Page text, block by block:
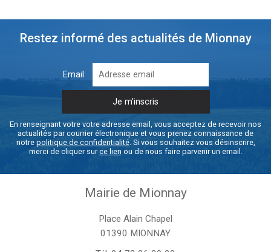
Restez informé des actualités de Mionnay
Email
En renseignant votre votre adresse email, vous acceptez de recevoir nos
actualités par courrier électronique et vous prenez connaissance de
notre politique de confidentialité. Si vous souhaitez vous désinscrire,
merci de cliquer surce lien ou de nous faire parvenir un email.
Mairie de Mionnay
Place Alain Chapel
01390 MIONNAY